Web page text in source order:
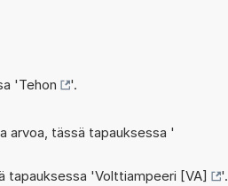
'Tehon
'.
arvoa, tässä tapauksessa '
tapauksessa 'Volttiampeeri [VA] '.